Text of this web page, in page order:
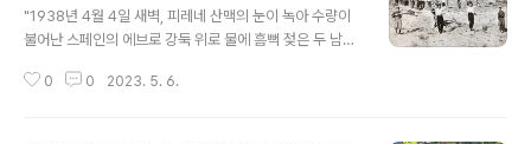
"1938년 4월 4일 새벽, 피레네 산맥의 눈이 녹아 수량이
불어난 스페인의 에브로 강둑 위로 물에 흠뻑 젖은 두 남자
다." 이제 펼치기 시작한 애덤 호크실드 지음, 이순호 옮김
0 0 2023. 5. 6.